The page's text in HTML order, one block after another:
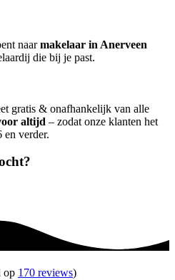
naarmakelaar in Anerveen
die bij je past.
gratis & onafhankelijk van alle
altijd – zodat onze klanten het
en verder.
op 170 reviews)